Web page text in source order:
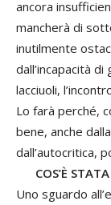
ancora
mancherà di
inutilmente
dall’incapacità
lacciuoli,
Lo farà perché,
bene, anche
dall’autocritica,
COS’È STATA
Uno sguardo